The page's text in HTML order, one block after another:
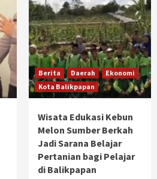
Berita Daerah
Ekonomi
Kota Balikpapan
Wisata Edukasi Kebun
Melon Sumber Berkah
Jadi Sarana Belajar
Pertanian bagi Pelajar
di Balikpapan